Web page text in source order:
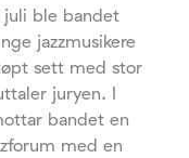
juli ble bandet
jazzmusikere
sett med stor
juryen. I
bandet en
med en